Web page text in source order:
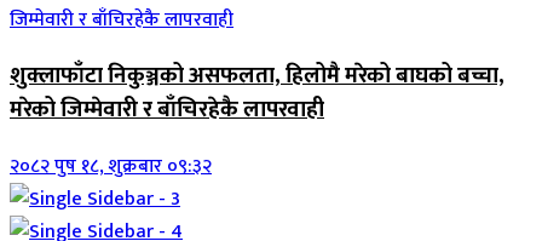
शुक्लाफाँटा निकुञ्जको असफलता, हिलोमै मरेको बाघको बच्चा,
मरेको जिम्मेवारी र बाँचिरहेकै लापरवाही
२०८२ पुष १८, शुक्रबार ०९:३२